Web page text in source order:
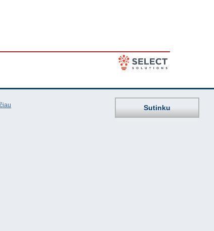
Sutinku